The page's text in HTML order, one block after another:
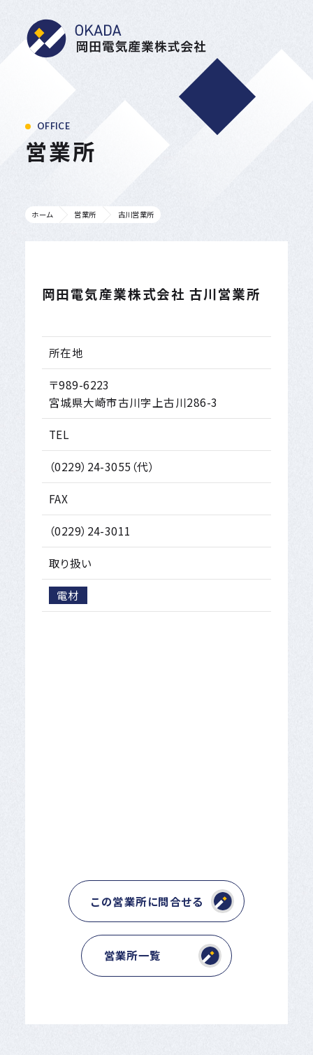
OFFICE
営業所
ホーム 営業所 古川営業所
岡田電気産業株式会社 古川営業所
所在地
〒989-6223
宮城県大崎市古川字上古川286-3
TEL
（0229）24-3055（代）
FAX
（0229）24-3011
取り扱い
電材
この営業所に問合せる
営業所一覧